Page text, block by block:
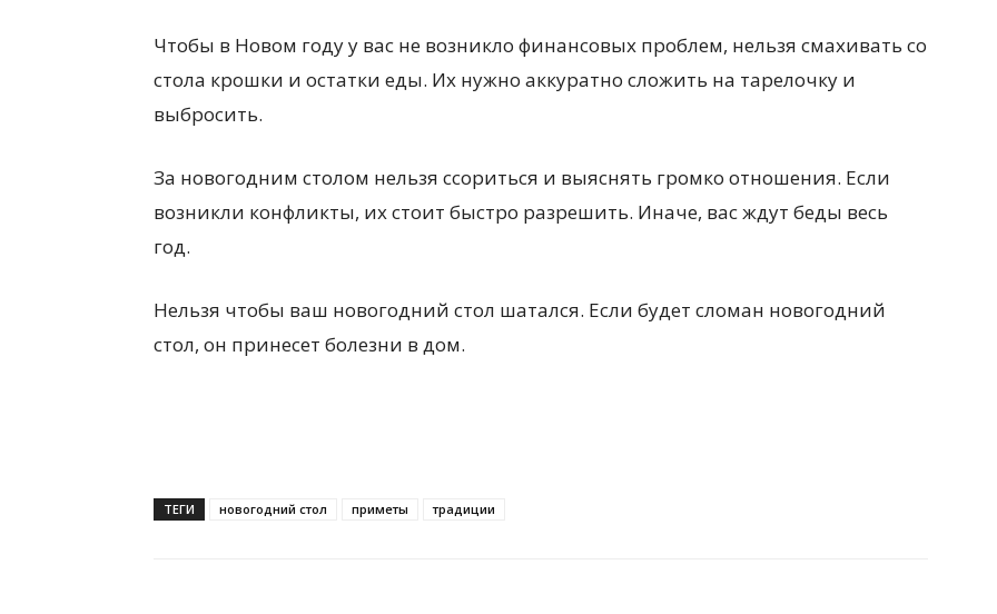
Чтобы в Новом году у вас не возникло финансовых проблем, нельзя смахивать со
стола крошки и остатки еды. Их нужно аккуратно сложить на тарелочку и
выбросить.
За новогодним столом нельзя ссориться и выяснять громко отношения. Если
возникли конфликты, их стоит быстро разрешить. Иначе, вас ждут беды весь
год.
Нельзя чтобы ваш новогодний стол шатался. Если будет сломан новогодний
стол, он принесет болезни в дом.
ТЕГИ новогодний стол приметы традиции